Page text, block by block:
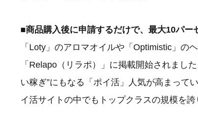
■商品購入後に申請するだけで、最大10パー
「Loty」のアロマオイルや「Optimistic」の
「Relapo（リラポ）」に掲載開始されまし
い稼ぎ”にもなる「ポイ活」人気が高まって
イ活サイトの中でもトップクラスの規模を誇